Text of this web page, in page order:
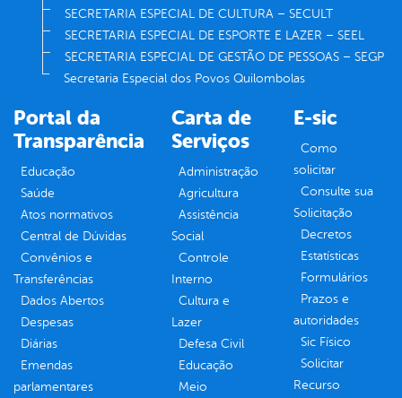
SECRETARIA ESPECIAL DE CULTURA – SECULT
SECRETARIA ESPECIAL DE ESPORTE E LAZER – SEEL
SECRETARIA ESPECIAL DE GESTÃO DE PESSOAS – SEGP
Secretaria Especial dos Povos Quilombolas
Portal da
Transparência
Educação
Saúde
Atos normativos
Central de Dúvidas
Convênios e
Transferências
Dados Abertos
Despesas
Diárias
Emendas
parlamentares
Carta de
Serviços
Administração
Agricultura
Assistência
Social
Controle
Interno
Cultura e
Lazer
Defesa Civil
Educação
Meio
E-sic
Como
solicitar
Consulte sua
Solicitação
Decretos
Estatísticas
Formulários
Prazos e
autoridades
Sic Físico
Solicitar
Recurso